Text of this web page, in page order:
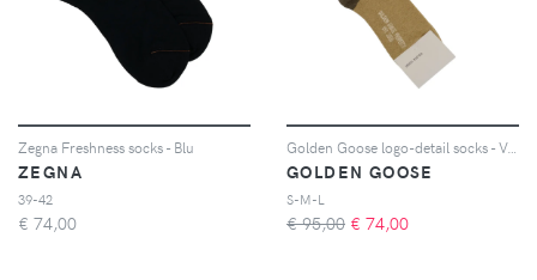
Zegna Freshness socks - Blu
ZEGNA
39-42
€ 74,00
Golden Goose logo-detail socks - Verde
GOLDEN GOOSE
S-M-L
€ 95,00 € 74,00